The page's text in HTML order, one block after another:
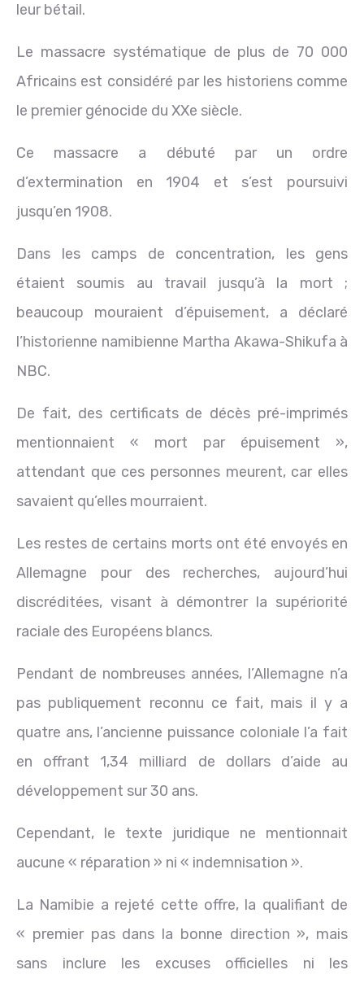
leur bétail.
Le massacre systématique de plus de 70 000
Africains est considéré par les historiens comme
le premier génocide du XXe siècle.
Ce massacre a débuté par un ordre
d’extermination en 1904 et s’est poursuivi
jusqu’en 1908.
Dans les camps de concentration, les gens
étaient soumis au travail jusqu’à la mort ;
beaucoup mouraient d’épuisement, a déclaré
l’historienne namibienne Martha Akawa-Shikufa à
NBC.
De fait, des certificats de décès pré-imprimés
mentionnaient « mort par épuisement »,
attendant que ces personnes meurent, car elles
savaient qu’elles mourraient.
Les restes de certains morts ont été envoyés en
Allemagne pour des recherches, aujourd’hui
discréditées, visant à démontrer la supériorité
raciale des Européens blancs.
Pendant de nombreuses années, l’Allemagne n’a
pas publiquement reconnu ce fait, mais il y a
quatre ans, l’ancienne puissance coloniale l’a fait
en offrant 1,34 milliard de dollars d’aide au
développement sur 30 ans.
Cependant, le texte juridique ne mentionnait
aucune « réparation » ni « indemnisation ».
La Namibie a rejeté cette offre, la qualifiant de
« premier pas dans la bonne direction », mais
sans inclure les excuses officielles ni les